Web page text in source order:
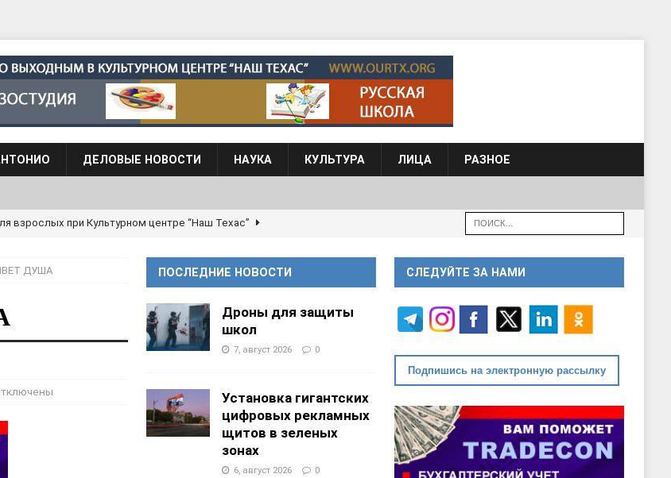
ДЕЛОВЫЕ НОВОСТИ НАУКА КУЛЬТУРА ЛИЦА РАЗНОЕ
взрослых при Культурном центре “Наш Техас”
культурном центре “Наш Техас” ШКОЛЫ И
ДУША ПОСЛЕДНИЕ НОВОСТИ
Дроны для защиты
школ
7, август 2026 0
Установка гигантских
цифровых рекламных
щитов в зеленых
зонах
6, август 2026 0
СЛЕДУЙТЕ ЗА НАМИ
Подпишись на электронную рассылку